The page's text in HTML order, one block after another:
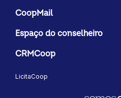
CoopMail
Espaço do conselheiro
CRMCoop
LicitaCoop